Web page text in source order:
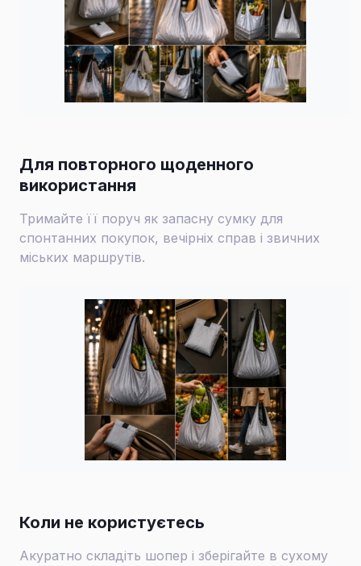
Для повторного щоденного
використання
Тримайте її поруч як запасну сумку для
спонтанних покупок, вечірніх справ і звичних
міських маршрутів.
Коли не користуєтесь
Акуратно складіть шопер і зберігайте в сухому